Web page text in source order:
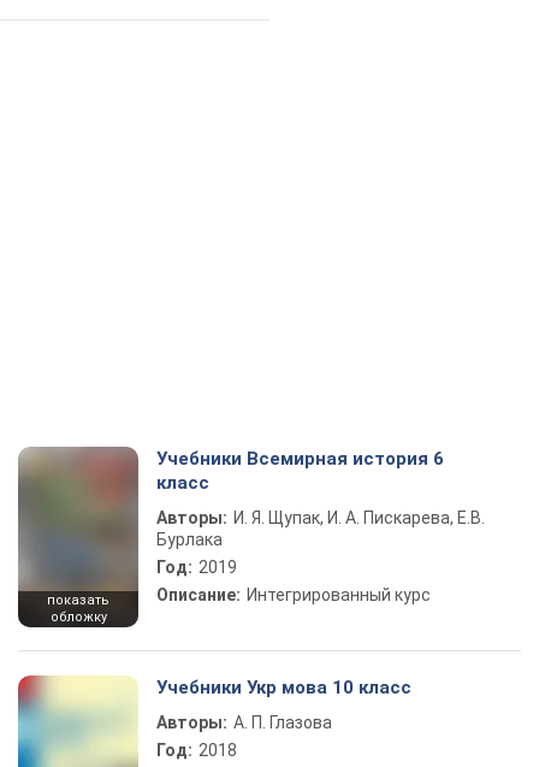
показать
обложку
Учебники Всемирная история 6
класс
Авторы: И. Я. Щупак, И. А. Пискарева, Е.В.
Бурлака
Год: 2019
Описание: Интегрированный курс
Учебники Укр мова 10 класс
Авторы: А. П. Глазова
Год: 2018